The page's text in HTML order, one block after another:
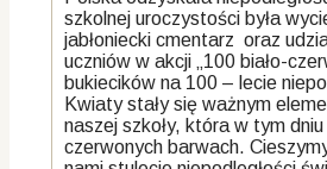
szkolnej uroczystości była
jabłoniecki cmentarz oraz
uczniów w akcji „100 biało-
bukiecików na 100 – lecie
Kwiaty stały się ważnym
naszej szkoły, która w tym dniu
czerwonych barwach.